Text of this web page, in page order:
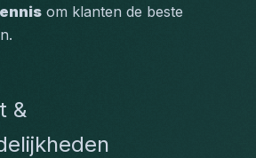
om klanten de beste
&